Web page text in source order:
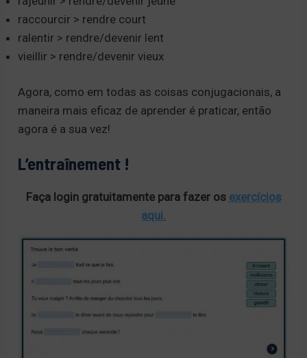
raccourcir > rendre court
ralentir > rendre/devenir lent
vieillir > rendre/devenir vieux
Agora, como em todas as coisas conjugacionais, a
maneira mais eficaz de aprender é praticar, então
agora é a sua vez!
L’entraînement !
Faça login gratuitamente para fazer os exercícios
aqui.